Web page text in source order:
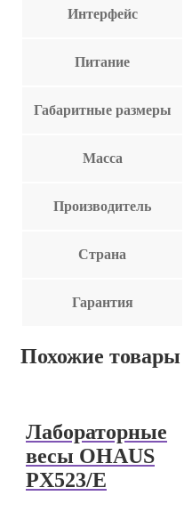
Интерфейс
Питание
Габаритные размеры
Масса
Производитель
Страна
Гарантия
Похожие товары
Лабораторные
весы OHAUS
PX523/E